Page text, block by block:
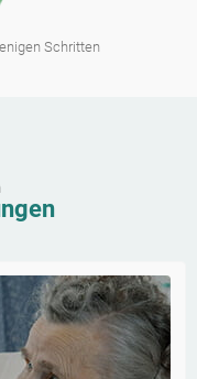
Schritten